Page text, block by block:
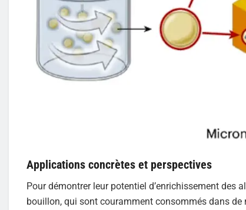
Applications concrètes et perspectives
Pour démontrer leur potentiel d’enrichissement des
bouillon, qui sont couramment consommés dans